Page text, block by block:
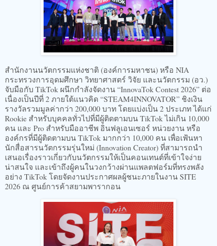
สำนักงานนวัตกรรมแห่งชาติ (องค์การมหาชน) หรือ NIA
กระทรวงการอุดมศึกษา วิทยาศาสตร์ วิจัย และนวัตกรรม (อว.)
จับมือกับ TikTok ผนึกกำลังจัดงาน “InnovaTok Contest 2026” ต่อ
เนื่องเป็นปีที่ 2 ภายใต้แนวคิด “STEAM4INNOVATOR” ชิงเงิน
รางวัลรวมมูลค่ากว่า 200,000 บาท โดยแบ่งเป็น 2 ประเภท ได้แก่
Rookie สำหรับบุคคลทั่วไปที่มีผู้ติดตามบน TikTok ไม่เกิน 10,000
คน และ Pro สำหรับมืออาชีพ อินฟลูเอนเซอร์ หน่วยงาน หรือ
องค์กรที่มีผู้ติดตามบน TikTok มากกว่า 10,000 คน เพื่อเฟ้นหา
นักสื่อสารนวัตกรรมรุ่นใหม่ (Innovation Creator) ที่สามารถนำ
เสนอเรื่องราวเกี่ยวกับนวัตกรรมให้เป็นคอนเทนต์ที่เข้าใจง่าย
น่าสนใจ และเข้าถึงผู้คนในวงกว้างผ่านแพลตฟอร์มที่ทรงพลัง
อย่าง TikTok โดยจัดงานประกาศผลผู้ชนะภายในงาน SITE
2026 ณ ศูนย์การค้าสยามพารากอน